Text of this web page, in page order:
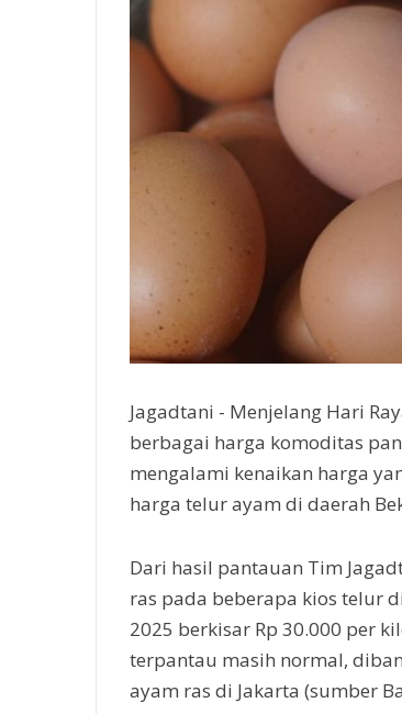
Jagadtani - Menjelang Hari
berbagai harga komoditas
mengalami kenaikan harga
harga telur ayam di daerah
Dari hasil pantauan Tim
ras pada beberapa kios telur
2025 berkisar Rp 30.000 per
terpantau masih normal,
ayam ras di Jakarta (sumber